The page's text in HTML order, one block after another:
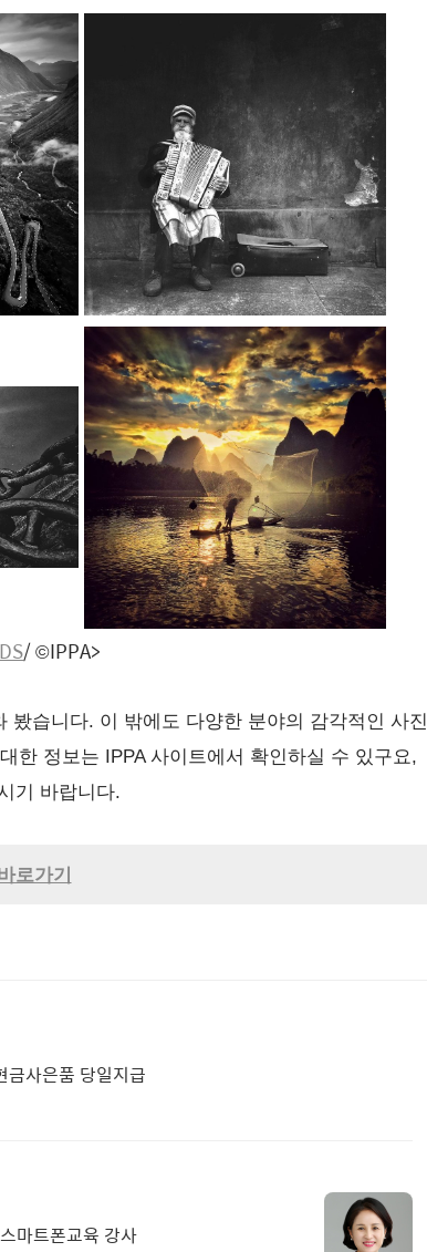
/ ©️IPPA>
봤습니다. 이 밖에도 다양한 분야의 감각적인 사진
한 정보는 IPPA 사이트에서 확인하실 수 있구요,
기 바랍니다.
로가기
금사은품 당일지급
마트폰교육 강사